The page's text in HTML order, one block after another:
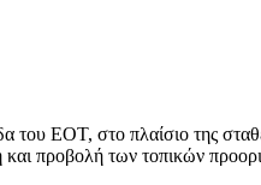
του ΕΟΤ, στο πλαίσιο της
προβολή των τοπικών